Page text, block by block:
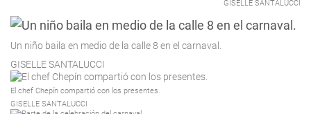
GISELLE SANTALUCCI
Un niño baila en medio de la calle 8 en el carnaval.
GISELLE SANTALUCCI
El chef Chepín compartió con los presentes.
GISELLE SANTALUCCI